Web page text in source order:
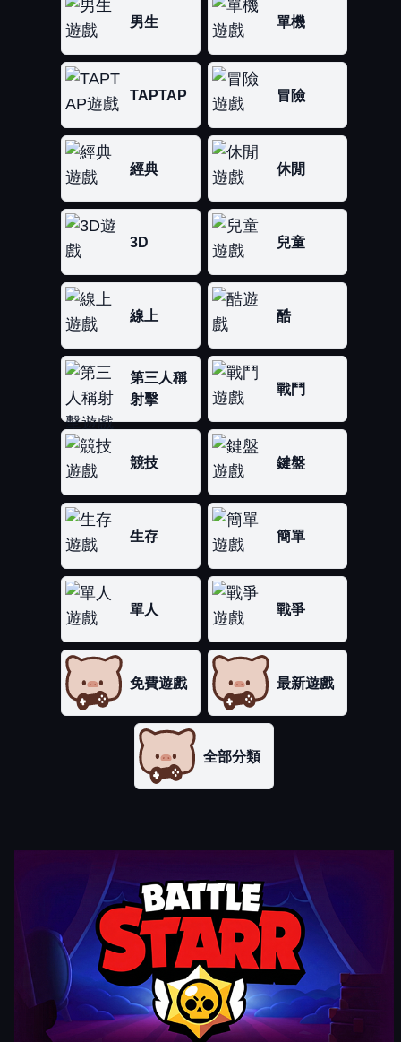
男生 單機
TAPTAP 冒險
經典 休閒
3D 兒童
線上 酷
第三人稱
射擊
戰鬥
競技 鍵盤
生存 簡單
單人 戰爭
免費遊戲 最新遊戲
全部分類